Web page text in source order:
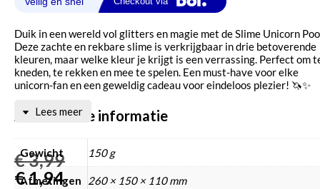
Duik in een wereld vol glitters en magie met de Slime Unicorn
Deze zachte en rekbare slime is verkrijgbaar in drie betoverende
kleuren, maar welke kleur je krijgt is een verrassing. Perfect om
kneden, te rekken en mee te spelen. Een must-have voor elke
unicorn-fan en een geweldig cadeau voor eindeloos plezier! 🦄✨
Aanvullende informatie
Gewicht 150 g
Afmetingen 260 × 150 × 110 mm
Lees meer
€3,99
€1,94